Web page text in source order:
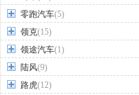
零跑汽车(5)
领克(15)
领途汽车(1)
陆风(9)
路虎(12)